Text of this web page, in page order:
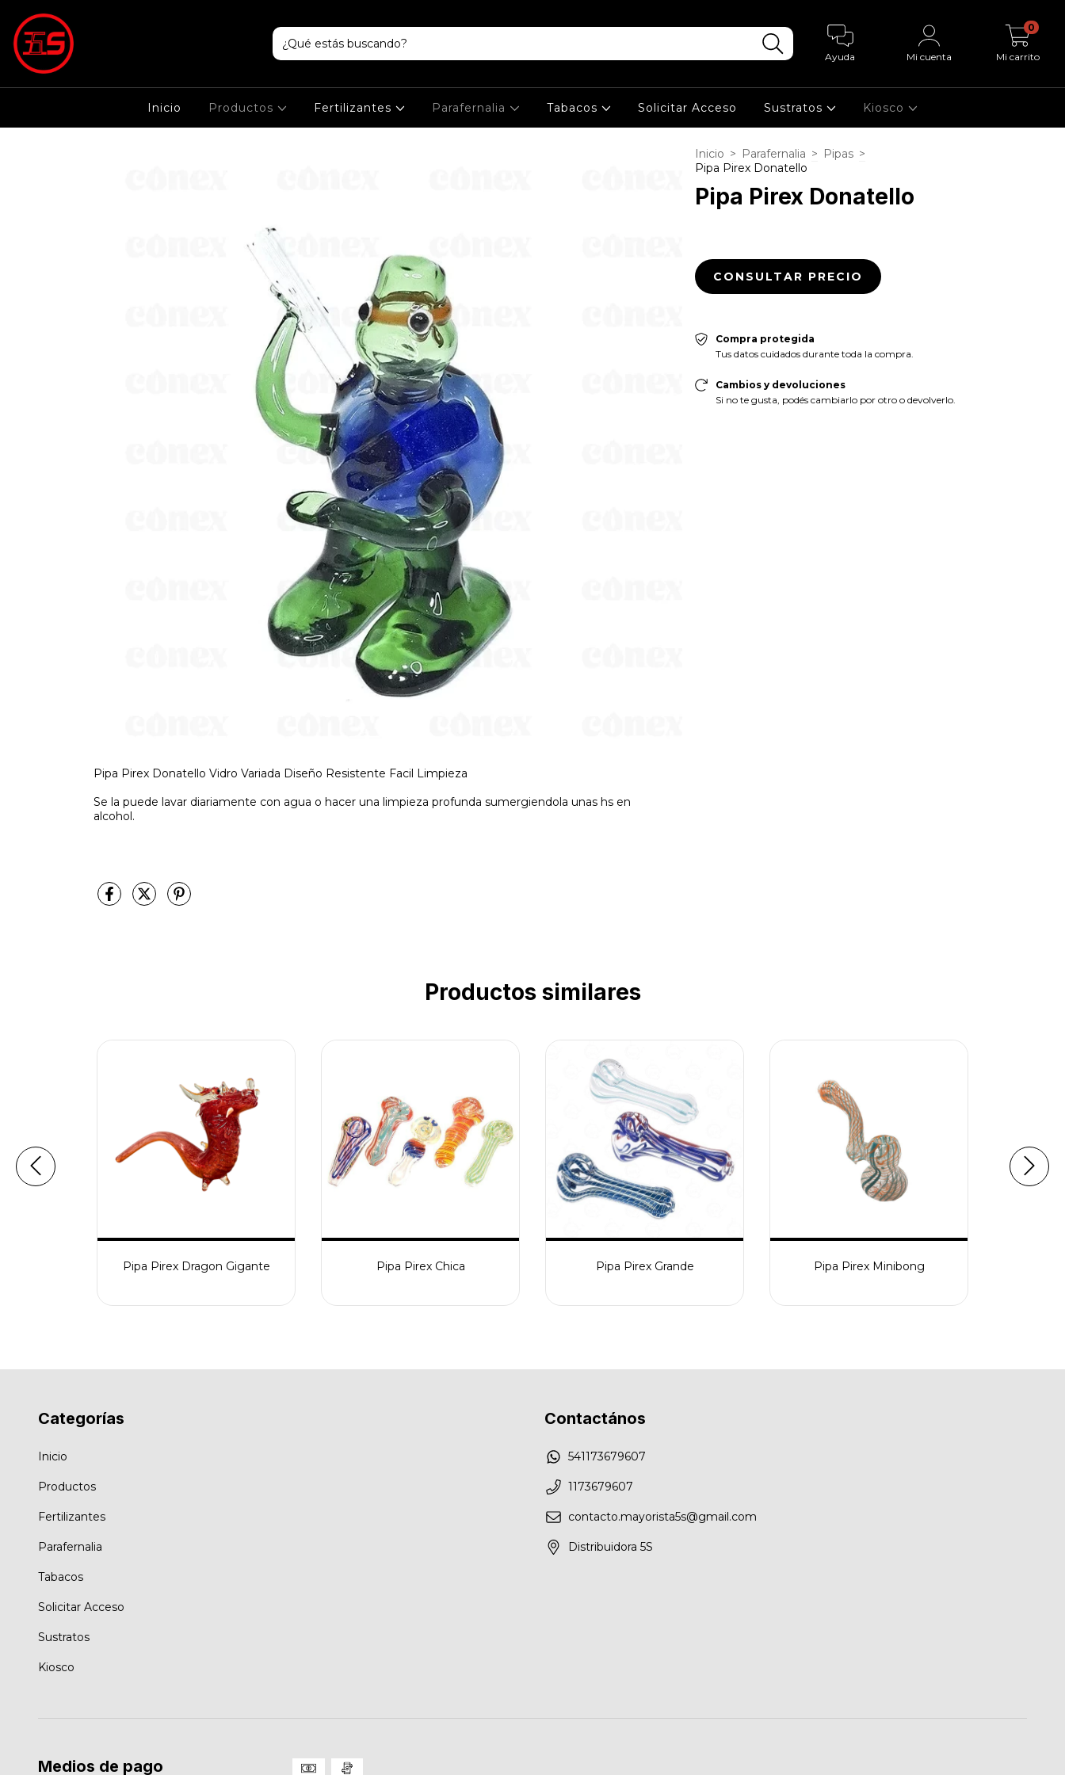
Ayuda Mi cuenta Mi carrito
0
Inicio Productos Fertilizantes Parafernalia Tabacos Solicitar Acceso Sustratos Kiosco
Pipa Pirex Donatello Vidro Variada Diseño Resistente Facil Limpieza
Se la puede lavar diariamente con agua o hacer una limpieza profunda sumergiendola unas hs en
alcohol.
Inicio > Parafernalia > Pipas >
Pipa Pirex Donatello
Pipa Pirex Donatello
Compra protegida
Tus datos cuidados durante toda la compra.
Cambios y devoluciones
Si no te gusta, podés cambiarlo por otro o devolverlo.
Productos similares
Pipa Pirex Dragon Gigante Pipa Pirex Chica Pipa Pirex Grande Pipa Pirex Minibong
Categorías
Inicio
Productos
Fertilizantes
Parafernalia
Tabacos
Solicitar Acceso
Sustratos
Kiosco
Contactános
541173679607
1173679607
contacto.mayorista5s@gmail.com
Distribuidora 5S
Medios de pago